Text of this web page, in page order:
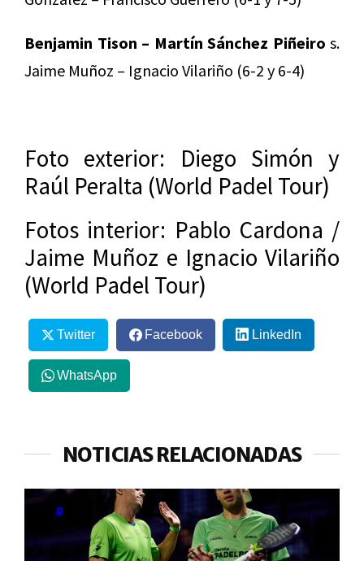
Benjamin Tison – Martín Sánchez Piñeiro s.
Jaime Muñoz – Ignacio Vilariño (6-2 y 6-4)
Foto exterior: Diego Simón y
Raúl Peralta (World Padel Tour)
Fotos interior: Pablo Cardona /
Jaime Muñoz e Ignacio Vilariño
(World Padel Tour)
Twitter Facebook LinkedIn
WhatsApp
NOTICIAS RELACIONADAS